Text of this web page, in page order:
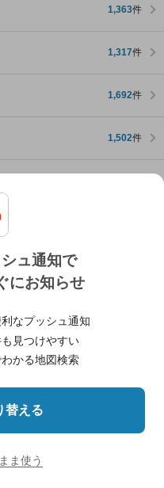
1,363件
1,317件
1,692件
1,502件
ュ通知で
にお知らせ
なプッシュ通知
見つけやすい
かる地図検索
替える
ま使う